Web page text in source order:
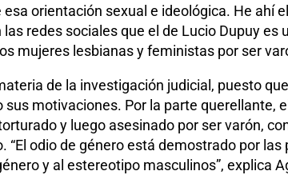
orientación sexual e ideológica. He ahí
redes sociales que el de Lucio Dupuy es
mujeres lesbianas y feministas por ser
de la investigación judicial, puesto
motivaciones. Por la parte querellante,
y luego asesinado por ser varón,
odio de género está demostrado por
y al estereotipo masculinos”, explica